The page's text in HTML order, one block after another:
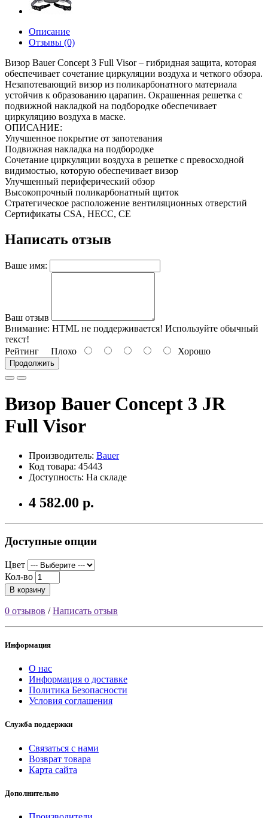
Описание
Отзывы (0)
Визор Bauer Concept 3 Full Visor – гибридная защита, которая
обеспечивает сочетание циркуляции воздуха и четкого обзора.
Незапотевающий визор из поликарбонатного материала
устойчив к образованию царапин. Окрашенная решетка с
подвижной накладкой на подбородке обеспечивает
циркуляцию воздуха в маске.
ОПИСАНИЕ:
Улучшенное покрытие от запотевания
Подвижная накладка на подбородке
Сочетание циркуляции воздуха в решетке с превосходной
видимостью, которую обеспечивает визор
Улучшенный периферический обзор
Высокопрочный поликарбонатный щиток
Стратегическое расположение вентиляционных отверстий
Сертификаты CSA, HECC, CE
Написать отзыв
Ваше имя:
Ваш отзыв
Внимание: HTML не поддерживается! Используйте обычный
текст!
Рейтинг Плохо Хорошо
Продолжить
Визор Bauer Concept 3 JR
Full Visor
Производитель: Bauer
Код товара: 45443
Доступность: На складе
4 582.00 р.
Доступные опции
Цвет
Кол-во
В корзину
0 отзывов /Написать отзыв
Информация
О нас
Информация о доставке
Политика Безопасности
Условия соглашения
Служба поддержки
Связаться с нами
Возврат товара
Карта сайта
Дополнительно